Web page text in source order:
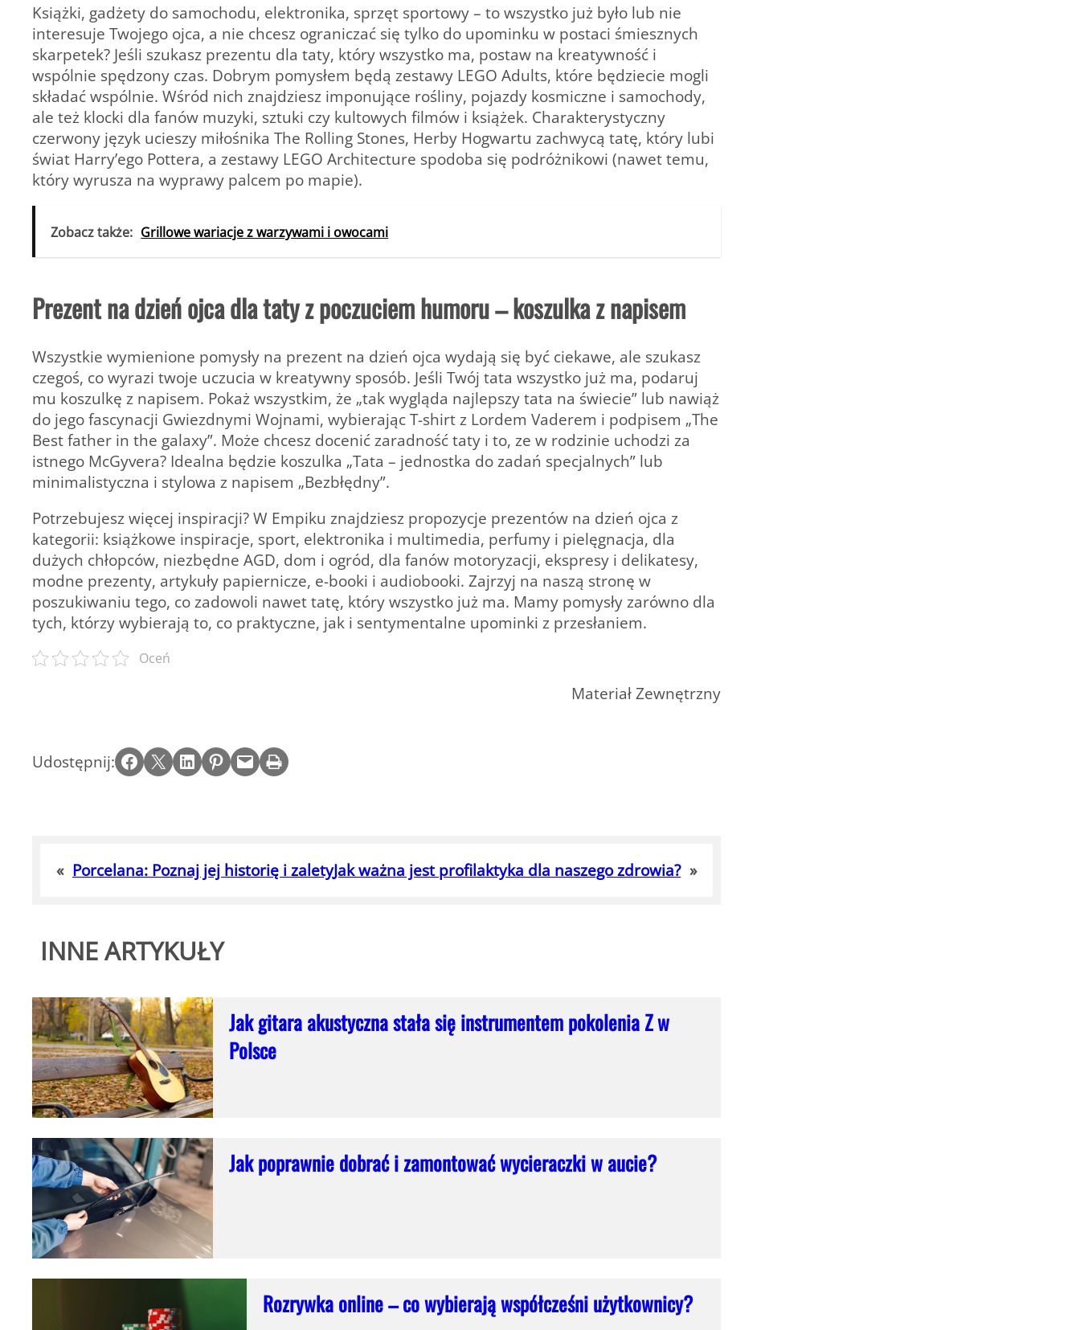
Książki, gadżety do samochodu, elektronika, sprzęt sportowy – to wszystko już było lub nie
interesuje Twojego ojca, a nie chcesz ograniczać się tylko do upominku w postaci śmiesznych
skarpetek? Jeśli szukasz prezentu dla taty, który wszystko ma, postaw na kreatywność i
wspólnie spędzony czas. Dobrym pomysłem będą zestawy LEGO Adults, które będziecie mogli
składać wspólnie. Wśród nich znajdziesz imponujące rośliny, pojazdy kosmiczne i samochody,
ale też klocki dla fanów muzyki, sztuki czy kultowych filmów i książek. Charakterystyczny
czerwony język ucieszy miłośnika The Rolling Stones, Herby Hogwartu zachwycą tatę, który lubi
świat Harry’ego Pottera, a zestawy LEGO Architecture spodoba się podróżnikowi (nawet temu,
który wyrusza na wyprawy palcem po mapie).
Zobacz także: Grillowe wariacje z warzywami i owocami
Prezent na dzień ojca dla taty z poczuciem humoru – koszulka z napisem
Wszystkie wymienione pomysły na prezent na dzień ojca wydają się być ciekawe, ale szukasz
czegoś, co wyrazi twoje uczucia w kreatywny sposób. Jeśli Twój tata wszystko już ma, podaruj
mu koszulkę z napisem. Pokaż wszystkim, że „tak wygląda najlepszy tata na świecie” lub nawiąż
do jego fascynacji Gwiezdnymi Wojnami, wybierając T-shirt z Lordem Vaderem i podpisem „The
Best father in the galaxy”. Może chcesz docenić zaradność taty i to, ze w rodzinie uchodzi za
istnego McGyvera? Idealna będzie koszulka „Tata – jednostka do zadań specjalnych” lub
minimalistyczna i stylowa z napisem „Bezbłędny”.
Potrzebujesz więcej inspiracji? W Empiku znajdziesz propozycje prezentów na dzień ojca z
kategorii: książkowe inspiracje, sport, elektronika i multimedia, perfumy i pielęgnacja, dla
dużych chłopców, niezbędne AGD, dom i ogród, dla fanów motoryzacji, ekspresy i delikatesy,
modne prezenty, artykuły papiernicze, e-booki i audiobooki. Zajrzyj na naszą stronę w
poszukiwaniu tego, co zadowoli nawet tatę, który wszystko już ma. Mamy pomysły zarówno dla
tych, którzy wybierają to, co praktyczne, jak i sentymentalne upominki z przesłaniem.
Oceń
Materiał Zewnętrzny
Udostępnij: Share on Facebook Email this Page Share on LinkedIn Share on Pinterest Email this Page Print this Page
« Porcelana: Poznaj jej historię i zaletyJak ważna jest profilaktyka dla naszego zdrowia? »
INNE ARTYKUŁY
Jak gitara akustyczna stała się instrumentem pokolenia Z w
Polsce
Jak poprawnie dobrać i zamontować wycieraczki w aucie?
Rozrywka online – co wybierają współcześni użytkownicy?